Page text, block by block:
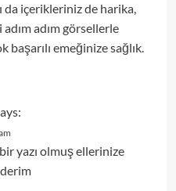
da içerikleriniz de harika,
adım görsellerle
başarılı emeğinize sağlık.
yazı olmuş ellerinize